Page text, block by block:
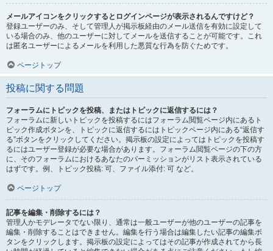
メールアイコンをクリックするとログインページが表示されるんですけど？
登録ユーザーのみ、そして管理人が掲示板経由のメール送信を有効に設定して
いる場合のみ、他のユーザーに対してメールを送信することが可能です。これ
は匿名ユーザーによるメールを利用した悪質な行為を防ぐためです。
ページトップ
投稿に関する問題
フォーラムにトピックを投稿、またはトピックに返信するには？
フォーラムに新しいトピックを投稿するにはフォーラム閲覧ページ内にあるト
ピック作成ボタンを、トピックに返信するにはトピックページ内にある“返信す
る”ボタンをクリックしてください。掲示板の設定によってはトピックを投稿す
るにはユーザー登録が必要な場合があります。フォーラム閲覧ページの下の方
に、そのフォーラムにおけるあなたのパーミッションがリスト表示されている
はずです。例、トピック投稿: 可、ファイル添付: 可 など。
ページトップ
記事を編集・削除するには？
管理人かモデレータでない限り、通常は一般ユーザーが他のユーザーの記事を
編集・削除することはできません。編集を行う場合は編集したい記事の編集ボ
タンをクリックします。掲示板の設定によってはその記事が作成されてから長